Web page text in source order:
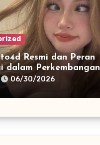
Resmi dan Peran
dalam Perkembangan
06/30/2026